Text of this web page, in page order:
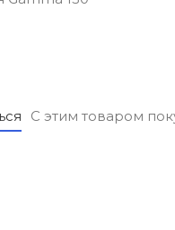
С этим товаром